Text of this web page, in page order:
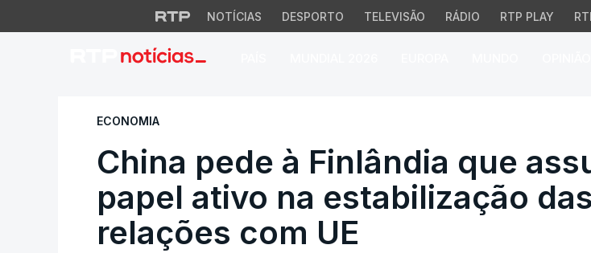
NOTÍCIAS DESPORTO TELEVISÃO RÁDIO RTP PLAY
China pede à Finlândia que
ECONOMIA
China pede à Finlândia que
papel ativo na estabilização das
relações com UE